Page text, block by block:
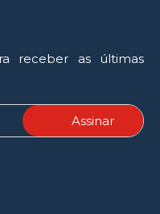
receber as últimas